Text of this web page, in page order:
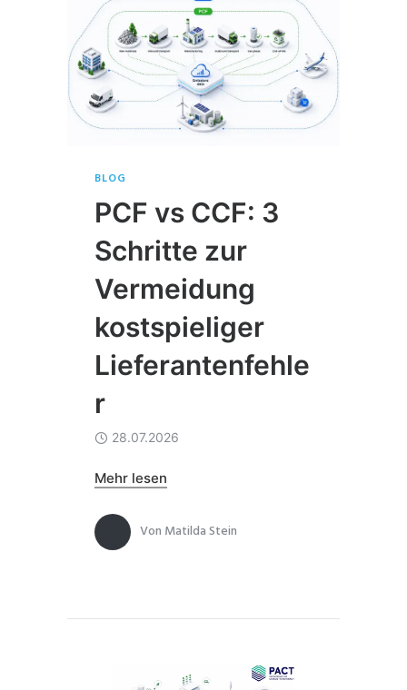
BLOG
PCF vs CCF: 3
Schritte zur
Vermeidung
kostspieliger
Lieferantenfehle
r
28.07.2026
Mehr lesen
Von Matilda Stein